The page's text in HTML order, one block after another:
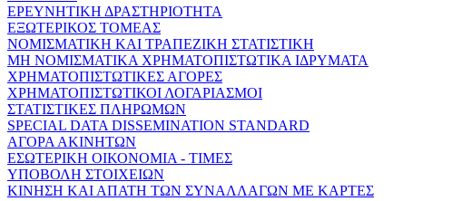
ΕΡΕΥΝΗΤΙΚΗ ΔΡΑΣΤΗΡΙΟΤΗΤΑ
ΕΞΩΤΕΡΙΚΟΣ ΤΟΜΕΑΣ
ΝΟΜΙΣΜΑΤΙΚΗ ΚΑΙ ΤΡΑΠΕΖΙΚΗ ΣΤΑΤΙΣΤΙΚΗ
ΜΗ ΝΟΜΙΣΜΑΤΙΚΑ ΧΡΗΜΑΤΟΠΙΣΤΩΤΙΚΑ ΙΔΡΥΜΑΤΑ
ΧΡΗΜΑΤΟΠΙΣΤΩΤΙΚΕΣ ΑΓΟΡΕΣ
ΧΡΗΜΑΤΟΠΙΣΤΩΤΙΚΟΙ ΛΟΓΑΡΙΑΣΜΟΙ
ΣΤΑΤΙΣΤΙΚΕΣ ΠΛΗΡΩΜΩΝ
SPECIAL DATA DISSEMINATION STANDARD
ΑΓΟΡΑ ΑΚΙΝΗΤΩΝ
ΕΣΩΤΕΡΙΚΗ ΟΙΚΟΝΟΜΙΑ - ΤΙΜΕΣ
ΥΠΟΒΟΛΗ ΣΤΟΙΧΕΙΩΝ
ΚΙΝΗΣΗ ΚΑΙ ΑΠΑΤΗ ΤΩΝ ΣΥΝΑΛΛΑΓΩΝ ΜΕ ΚΑΡΤΕΣ